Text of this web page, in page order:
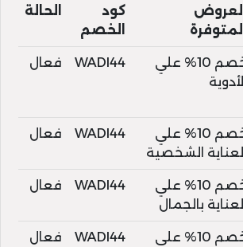
العروض
المتوفرة
كود
الخصم
الحالة
خصم 10% علي
الأدوية
WADI44 فعال
خصم 10% علي
العناية الشخصية
WADI44 فعال
خصم 10% علي
العناية بالجمال
WADI44 فعال
خصم 10% علي
WADI44 فعال